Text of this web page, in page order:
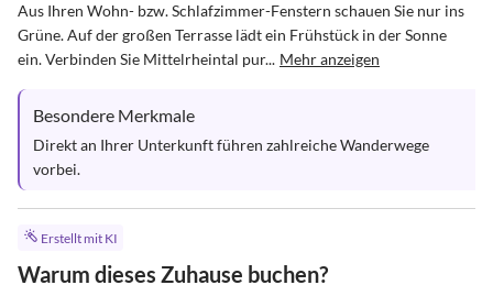
Aus Ihren Wohn- bzw. Schlafzimmer-Fenstern schauen Sie nur ins
Grüne. Auf der großen Terrasse lädt ein Frühstück in der Sonne
ein. Verbinden Sie Mittelrheintal pur... Mehr anzeigen
Besondere Merkmale
Direkt an Ihrer Unterkunft führen zahlreiche Wanderwege
vorbei.
Erstellt mit KI
Warum dieses Zuhause buchen?